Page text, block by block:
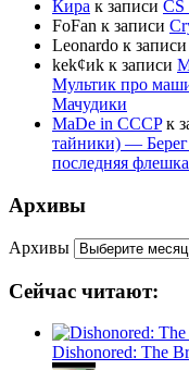
Кира к записи CS
FoFan к записи
Leonardo к записи
kek¢иk к записи
Мультик про
Мачудики
MaDe in CCCPк
тайники) —
последняя
Архивы
Архивы
Сейчас читают:
Dishonored: The